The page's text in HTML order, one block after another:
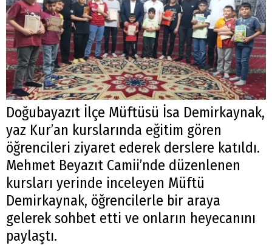
Doğubayazıt İlçe Müftüsü İsa Demirkaynak,
yaz Kur’an kurslarında eğitim gören
öğrencileri ziyaret ederek derslere katıldı.
Mehmet Beyazıt Camii’nde düzenlenen
kursları yerinde inceleyen Müftü
Demirkaynak, öğrencilerle bir araya
gelerek sohbet etti ve onların heyecanını
paylaştı.